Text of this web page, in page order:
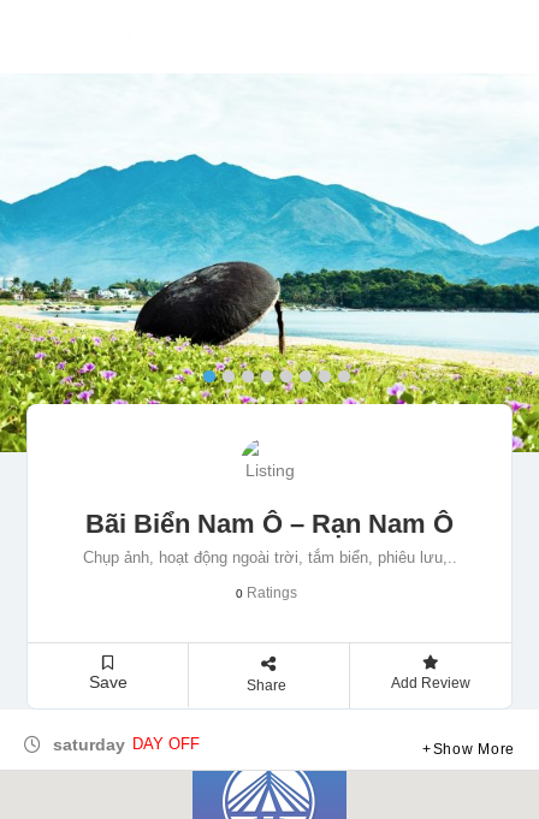
Bãi Biển Nam Ô – Rạn Nam Ô
Chụp ảnh, hoạt động ngoài trời, tắm biển, phiêu lưu,..
0Ratings
Save Share Add Review
saturday DAY OFF Show More